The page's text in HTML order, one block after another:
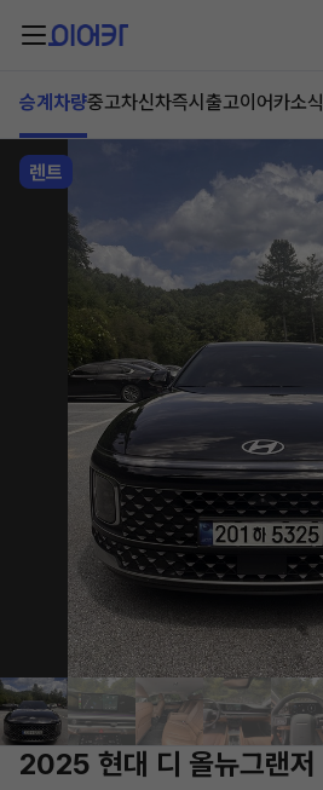
승계차량중고차신차즉시출고이어카소식
렌트
2025 현대 디 올뉴그랜저